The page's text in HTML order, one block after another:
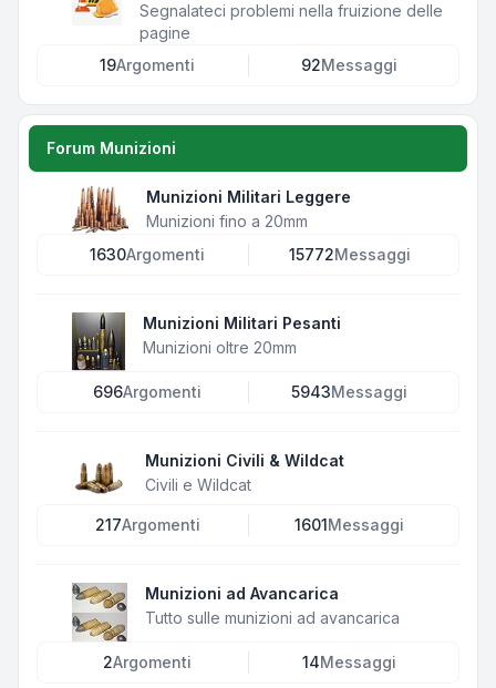
Segnalateci problemi nella fruizione delle
pagine
19Argomenti 92Messaggi
Forum Munizioni
Munizioni Militari Leggere
Munizioni fino a 20mm
1630Argomenti 15772Messaggi
Munizioni Militari Pesanti
Munizioni oltre 20mm
696Argomenti 5943Messaggi
Munizioni Civili & Wildcat
Civili e Wildcat
217Argomenti 1601 Messaggi
Munizioni ad Avancarica
Tutto sulle munizioni ad avancarica
2Argomenti 14Messaggi